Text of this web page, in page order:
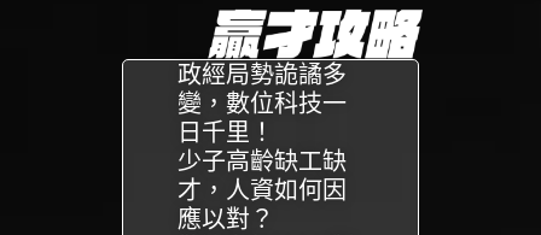
政經局勢詭譎多
變，數位科技一
日千里！
少子高齡缺工缺
才，人資如何因
應以對？